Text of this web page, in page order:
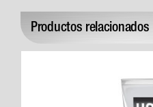
Productos relacionados